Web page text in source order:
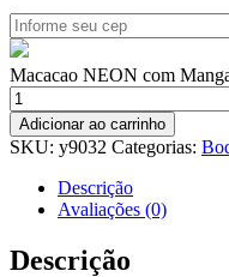
Macacao NEON com
Adicionar ao carrinho
SKU: y9032 Categorias:
Descrição
Avaliações (0)
Descrição